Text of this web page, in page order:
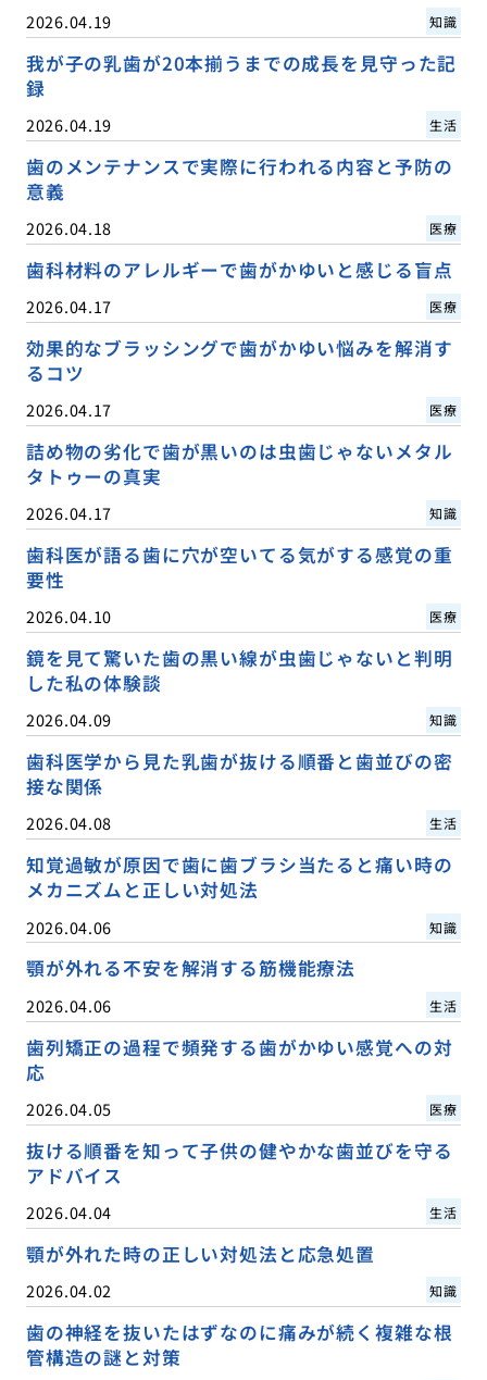
2026.04.19 知識
我が子の乳歯が20本揃うまでの成長を見守った記
録
2026.04.19 生活
歯のメンテナンスで実際に行われる内容と予防の
意義
2026.04.18 医療
歯科材料のアレルギーで歯がかゆいと感じる盲点
2026.04.17 医療
効果的なブラッシングで歯がかゆい悩みを解消す
るコツ
2026.04.17 医療
詰め物の劣化で歯が黒いのは虫歯じゃないメタル
タトゥーの真実
2026.04.17 知識
歯科医が語る歯に穴が空いてる気がする感覚の重
要性
2026.04.10 医療
鏡を見て驚いた歯の黒い線が虫歯じゃないと判明
した私の体験談
2026.04.09 知識
歯科医学から見た乳歯が抜ける順番と歯並びの密
接な関係
2026.04.08 生活
知覚過敏が原因で歯に歯ブラシ当たると痛い時の
メカニズムと正しい対処法
2026.04.06 知識
顎が外れる不安を解消する筋機能療法
2026.04.06 生活
歯列矯正の過程で頻発する歯がかゆい感覚への対
応
2026.04.05 医療
抜ける順番を知って子供の健やかな歯並びを守る
アドバイス
2026.04.04 生活
顎が外れた時の正しい対処法と応急処置
2026.04.02 知識
歯の神経を抜いたはずなのに痛みが続く複雑な根
管構造の謎と対策